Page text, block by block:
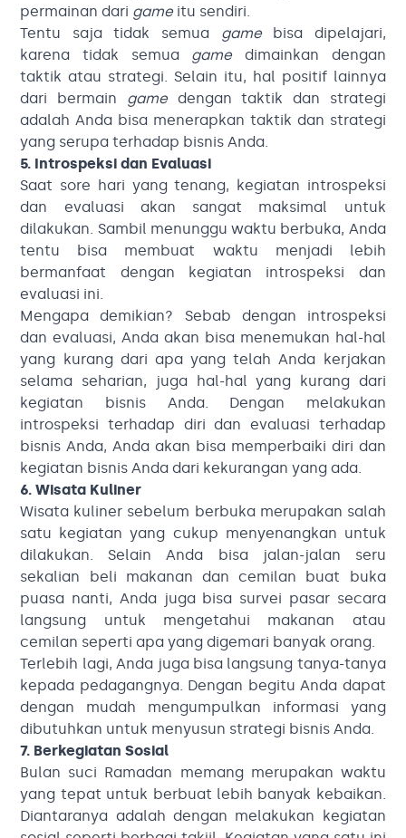
permainan dari game itu sendiri.
Tentu saja tidak semua game
bisa dipelajari,
karena tidak semua game dimainkan dengan
taktik atau strategi. Selain itu, hal positif lainnya
dari bermain game dengan taktik dan strategi
adalah Anda bisa menerapkan taktik dan strategi
yang serupa terhadap bisnis Anda.
5. Introspeksi dan Evaluasi
Saat sore hari yang tenang, kegiatan introspeksi
dan evaluasi akan sangat maksimal untuk
dilakukan. Sambil menunggu waktu berbuka, Anda
tentu bisa membuat waktu menjadi lebih
bermanfaat dengan kegiatan introspeksi dan
evaluasi ini.
Mengapa demikian? Sebab dengan introspeksi
dan evaluasi, Anda akan bisa menemukan hal-hal
yang kurang dari apa yang telah Anda kerjakan
selama seharian, juga hal-hal yang kurang dari
kegiatan bisnis Anda. Dengan melakukan
introspeksi terhadap diri dan evaluasi terhadap
bisnis Anda, Anda akan bisa memperbaiki diri dan
kegiatan bisnis Anda dari kekurangan yang ada.
6. Wisata Kuliner
Wisata kuliner sebelum berbuka merupakan salah
satu kegiatan yang cukup menyenangkan untuk
dilakukan. Selain Anda bisa jalan-jalan seru
sekalian beli makanan dan cemilan buat buka
puasa nanti, Anda juga bisa survei pasar secara
langsung untuk mengetahui makanan atau
cemilan seperti apa yang digemari banyak orang.
Terlebih lagi, Anda juga bisa langsung tanya-tanya
kepada pedagangnya. Dengan begitu Anda dapat
dengan mudah mengumpulkan informasi yang
dibutuhkan untuk menyusun strategi bisnis Anda.
7. Berkegiatan Sosial
Bulan suci Ramadan memang merupakan waktu
yang tepat untuk berbuat lebih banyak kebaikan.
Diantaranya adalah dengan melakukan kegiatan